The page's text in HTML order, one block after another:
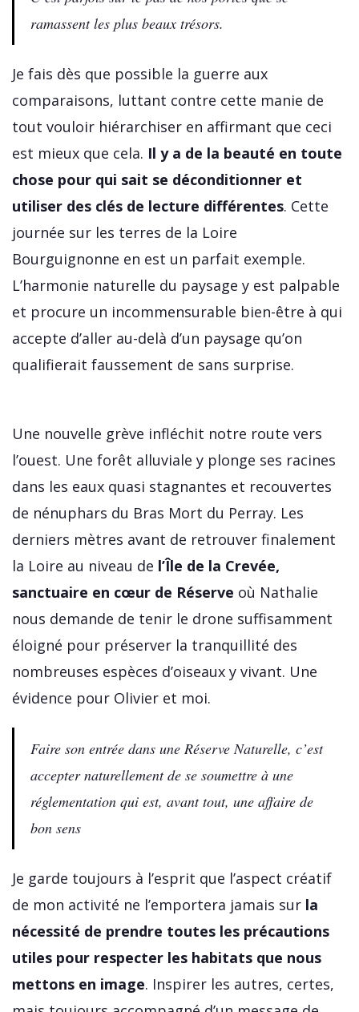
ramassent les plus beaux trésors.
Je fais dès que possible la guerre aux
comparaisons, luttant contre cette manie de
tout vouloir hiérarchiser en affirmant que ceci
est mieux que cela. Il y a de la beauté en toute
chose pour qui sait se déconditionner et
utiliser des clés de lecture différentes. Cette
journée sur les terres de la Loire
Bourguignonne en est un parfait exemple.
L’harmonie naturelle du paysage y est palpable
et procure un incommensurable bien-être à qui
accepte d’aller au-delà d’un paysage qu’on
qualifierait faussement de sans surprise.
Une nouvelle grève infléchit notre route vers
l’ouest. Une forêt alluviale y plonge ses racines
dans les eaux quasi stagnantes et recouvertes
de nénuphars du Bras Mort du Perray. Les
derniers mètres avant de retrouver finalement
la Loire au niveau de l’Île de la Crevée,
sanctuaire en cœur de Réserve où Nathalie
nous demande de tenir le drone suffisamment
éloigné pour préserver la tranquillité des
nombreuses espèces d’oiseaux y vivant. Une
évidence pour Olivier et moi.
Faire son entrée dans une Réserve Naturelle, c’est
accepter naturellement de se soumettre à une
réglementation qui est, avant tout, une affaire de
bon sens
Je garde toujours à l’esprit que l’aspect créatif
de mon activité ne l’emportera jamais sur la
nécessité de prendre toutes les précautions
utiles pour respecter les habitats que nous
mettons en image. Inspirer les autres, certes,